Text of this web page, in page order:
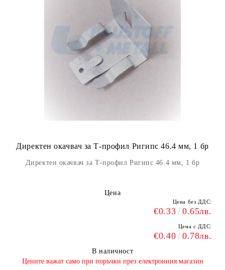
Директен окачвач за Т-профил Ригипс 46.4 мм, 1 бр
Директен окачвач за Т-профил Ригипс 46.4 мм, 1 бр
Цена
Цена без ДДС:
€0.33 0.65лв.
Цена с ДДС:
€0.40 0.78лв.
В наличност
​Цените важат само при поръчки през електронния магазин